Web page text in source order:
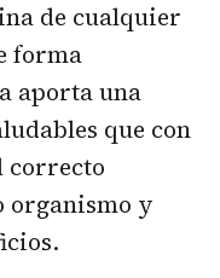
de cualquier
forma
aporta una
que con
correcto
organismo y